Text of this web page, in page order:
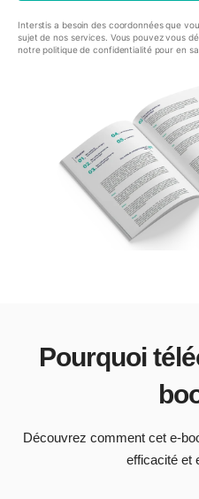
Interstis a besoin des coordonnées que
sujet de nos services. Vous pouvez vous
notrepolitique de confidentialitépour en
Pourquoi
Découvrez comment cet e-
efficacité et